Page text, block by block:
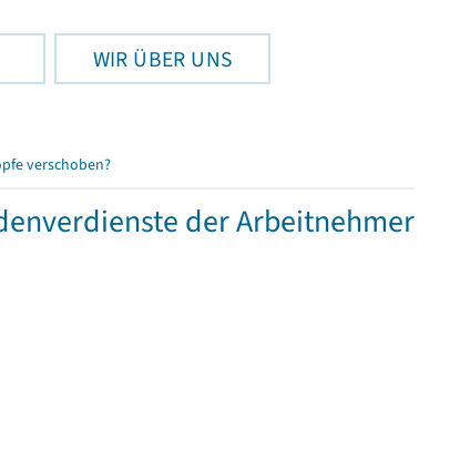
WIR ÜBER UNS
verschoben?
der Arbeitnehmer